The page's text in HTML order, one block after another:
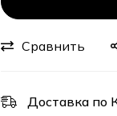
Сравнить
Доставка по